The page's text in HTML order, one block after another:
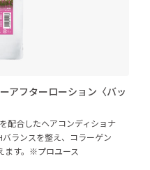
アフターローション〈バッ
配合したヘアコンディショナ
ランスを整え、コラーゲン
ます。※プロユース